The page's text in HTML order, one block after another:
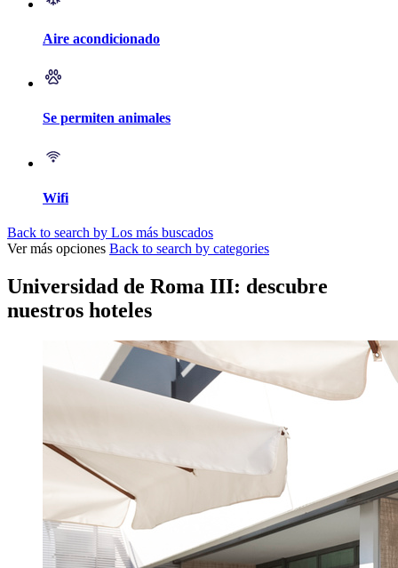
Aire acondicionado
Se permiten animales
Wifi
Back to search by Los más buscados
Ver más opciones Back to search by categories
Universidad de Roma III: descubre
nuestros hoteles